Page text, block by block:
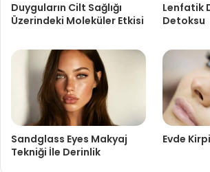
Duyguların Cilt Sağlığı
Üzerindeki Moleküler Etkisi
Lenfatik
Detoksu
Sandglass Eyes Makyaj
Tekniği İle Derinlik
Evde